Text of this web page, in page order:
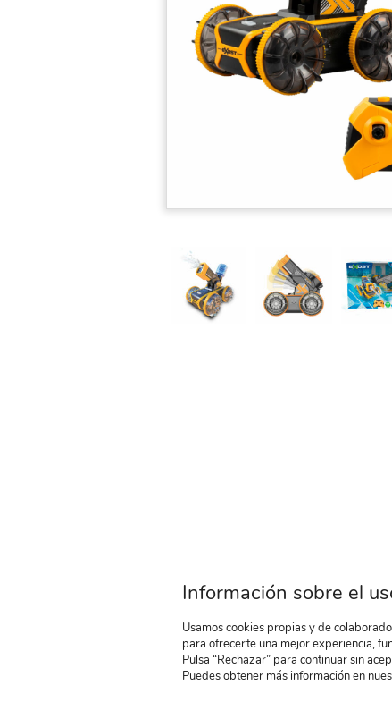
Información sobre el
Usamos cookies propias y de
para ofrecerte una mejor experiencia,
Pulsa “Rechazar” para continuar sin
Puedes obtener más información en